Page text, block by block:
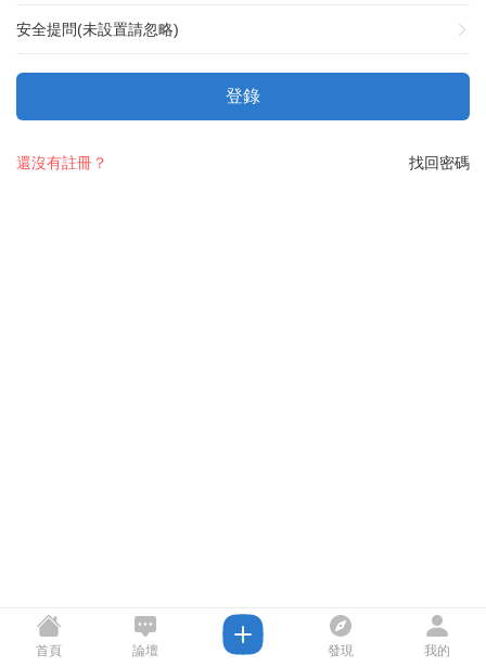
安全提問(未設置請忽略)
登錄
找回密碼
還沒有註冊？
首頁 論壇 發現 我的